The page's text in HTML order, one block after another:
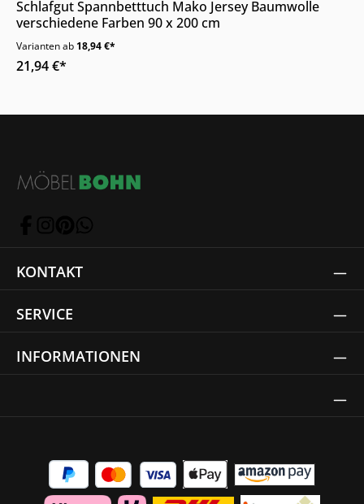
Schlafgut Spannbetttuch Mako Jersey Baumwolle
verschiedene Farben 90 x 200 cm
Varianten ab 18,94 €*
21,94 €*
KONTAKT
SERVICE
INFORMATIONEN